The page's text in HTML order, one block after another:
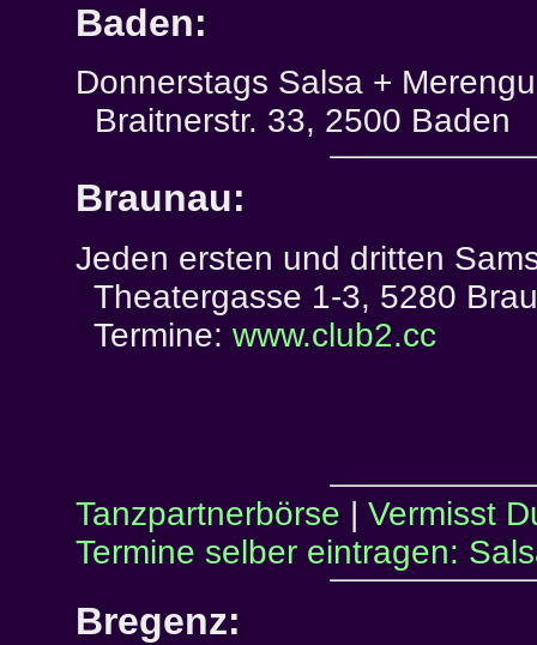
Baden:
Donnerstags Salsa +
Braitnerstr. 33, 2500 Baden
Braunau:
Jeden ersten und dritten
Theatergasse 1-3, 5280
Termine: www.club2.cc
Tanzpartnerbörse | Vermisst
Termine selber eintragen:
Bregenz: